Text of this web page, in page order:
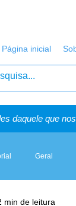
Página inicial
daquele que
Geral
Sermões & Esboços
min de leitura